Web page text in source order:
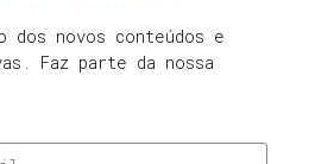
dos novos conteúdos e
Faz parte da nossa